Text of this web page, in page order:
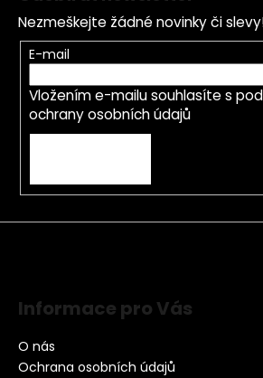
Nezmeškejte žádné novinky či
E-mail
Vložením e-mailu souhlasíte s
ochrany osobních údajů
Informace pro Vás
O nás
Ochrana osobních údajů